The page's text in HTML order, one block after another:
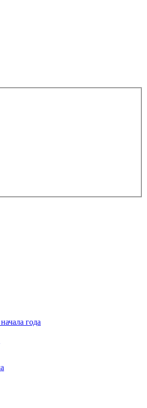
года